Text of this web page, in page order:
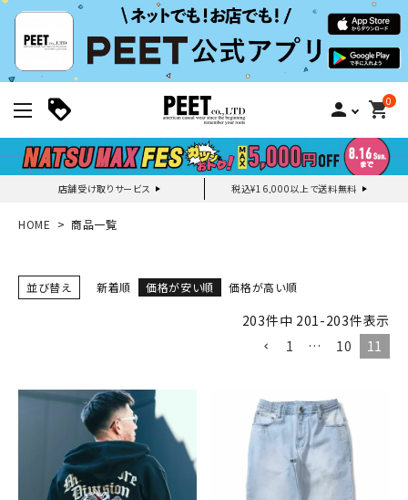
person 0
shopping_cart
店舗受け取りサービス 税込¥16,000以上で送料無料
新規会員登録｜ログイン
ご利用ガイド
search
詳しい条件から探す
新作アイテム
HOME 商品一覧
並び替え 新着順 価格が安い順 価格が高い順
203件中 201-203件表示
1
… 10 11